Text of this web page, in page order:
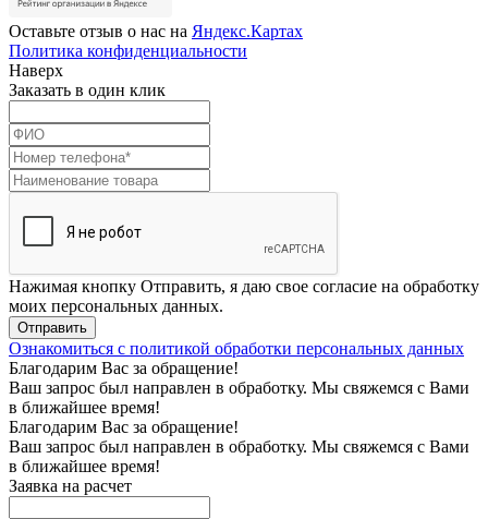
Оставьте отзыв о нас на Яндекс.Картах
Политика конфиденциальности
Наверх
Заказать в один клик
Нажимая кнопку Отправить, я даю свое согласие на обработку
моих персональных данных.
Отправить
Ознакомиться с политикой обработки персональных данных
Благодарим Вас за обращение!
Ваш запрос был направлен в обработку. Мы свяжемся с Вами
в ближайшее время!
Благодарим Вас за обращение!
Ваш запрос был направлен в обработку. Мы свяжемся с Вами
в ближайшее время!
Заявка на расчет